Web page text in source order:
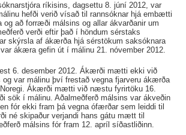
ríkisins, dagsettu 8. júní 2012, var
hefði verið vísað til rannsóknar hjá embætti
og að forræði málsins og allar ákvarðanir um
verði eftir það í höndum sérstaks
skýrsla af ákærða hjá sérstökum saksóknara
ákæra gefin út í málinu 21. nóvember 2012.
6. desember 2012. Ákærði mætti ekki við
og var málinu því frestað vegna fjarveru ákærða
Ákærði mætti við næstu fyrirtöku 16.
sök í málinu. Aðalmeðferð málsins var ákveðin
fór ekki fram þá vegna ófærðar sem leiddi til
né skipaður verjandi hans gátu mætt til
málsins fór fram 12. apríl síðastliðinn.